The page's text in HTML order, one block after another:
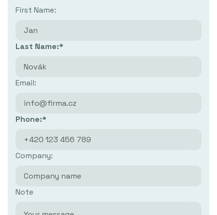
First Name:
Last Name:*
Email:
Phone:*
Company:
Note